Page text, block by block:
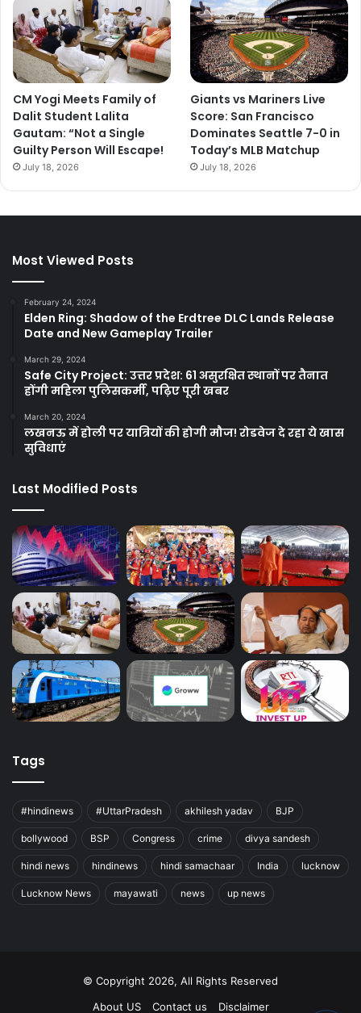
CM Yogi Meets Family of
Dalit Student Lalita
Gautam: “Not a Single
Guilty Person Will Escape!
July 18, 2026
Giants vs Mariners Live
Score: San Francisco
Dominates Seattle 7-0 in
Today’s MLB Matchup
July 18, 2026
Most Viewed Posts
February 24, 2024
Elden Ring: Shadow of the Erdtree DLC Lands Release
Date and New Gameplay Trailer
March 29, 2024
Safe City Project: उत्तर प्रदेश: 61 असुरक्षित स्थानों पर तैनात
होंगी महिला पुलिसकर्मी, पढ़िए पूरी खबर
March 20, 2024
लखनऊ में होली पर यात्रियों की होगी मौज! रोडवेज दे रहा ये खास
सुविधाएं
Last Modified Posts
Tags
#hindinews #UttarPradesh akhilesh yadav BJP
bollywood BSP Congress crime divya sandesh
hindi news hindinews hindi samachaar India lucknow
Lucknow News mayawati news up news
© Copyright 2026, All Rights Reserved
About US
Contact us Disclaimer